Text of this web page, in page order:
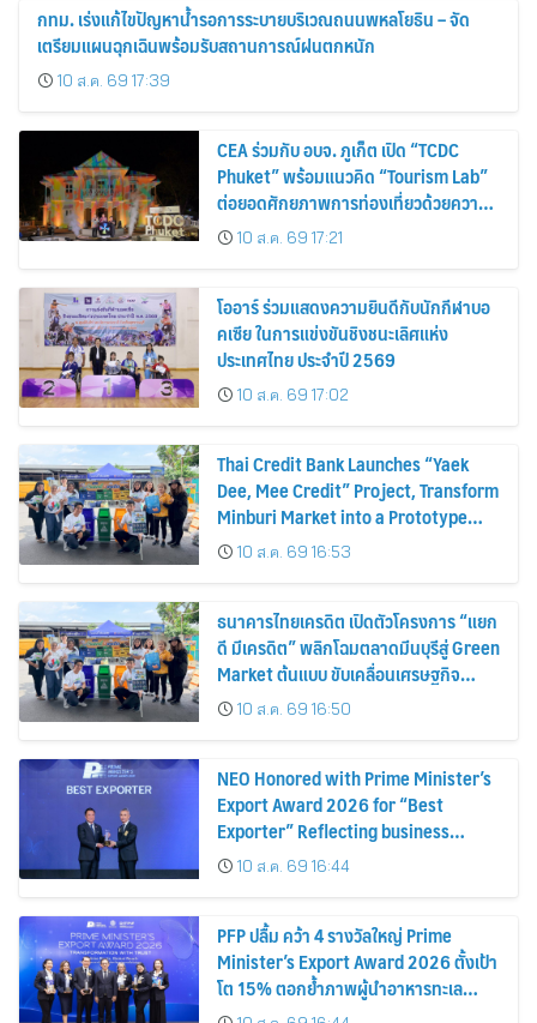
กทม. เร่งแก้ไขปัญหาน้ำรอการระบายบริเวณถนนพหลโยธิน – จัด
เตรียมแผนฉุกเฉินพร้อมรับสถานการณ์ฝนตกหนัก
10 ส.ค. 69 17:39
CEA ร่วมกับ อบจ. ภูเก็ต เปิด “TCDC
Phuket” พร้อมแนวคิด “Tourism Lab”
ต่อยอดศักยภาพการท่องเที่ยวด้วยความ
คิดสร้างสรรค์ ขับเคลื่อนเศรษฐกิจ
สร้างสรรค์ของภูเก็ต
10 ส.ค. 69 17:21
โออาร์ ร่วมแสดงความยินดีกับนักกีฬาบอ
คเซีย ในการแข่งขันชิงชนะเลิศแห่ง
ประเทศไทย ประจำปี 2569
10 ส.ค. 69 17:02
Thai Credit Bank Launches “Yaek
Dee, Mee Credit” Project, Transform
Minburi Market into a Prototype
Green Market, Driving the Circular
Economy and Turning Waste into
Extra Income for Vendors
10 ส.ค. 69 16:53
ธนาคารไทยเครดิต เปิดตัวโครงการ “แยก
ดี มีเครดิต” พลิกโฉมตลาดมีนบุรีสู่ Green
Market ต้นแบบ ขับเคลื่อนเศรษฐกิจ
หมุนเวียน พลิกขยะสร้างรายได้เสริมให้ผู้
ค้า
10 ส.ค. 69 16:50
NEO Honored with Prime Minister’s
Export Award 2026 for “Best
Exporter” Reflecting business
excellence, elevating Thai products
globally
10 ส.ค. 69 16:44
PFP ปลื้ม คว้า 4 รางวัลใหญ่ Prime
Minister’s Export Award 2026 ตั้งเป้า
โต 15% ตอกย้ำภาพผู้นำอาหารทะเล
แปรรูป